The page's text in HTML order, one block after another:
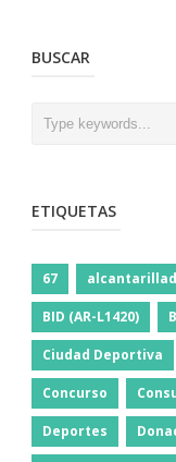
BUSCAR
ETIQUETAS
67
BID (AR-L1420)
Ciudad Deportiva
Concurso
Deportes